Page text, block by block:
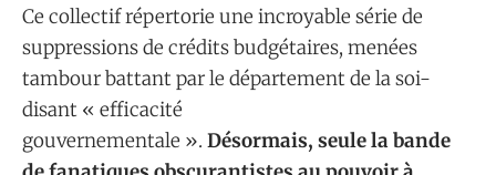
Ce collectif répertorie une incroyable série de
suppressions de crédits budgétaires, menées
tambour battant par le département de la soi-
disant « efficacité
gouvernementale ». Désormais, seule la bande